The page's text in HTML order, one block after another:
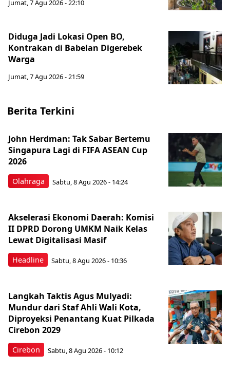
Jumat, 7 Agu 2026 - 22:10
Diduga Jadi Lokasi Open BO,
Kontrakan di Babelan Digerebek
Warga
Jumat, 7 Agu 2026 - 21:59
Berita Terkini
Olahraga
John Herdman: Tak Sabar Bertemu
Singapura Lagi di FIFA ASEAN Cup
2026
Sabtu, 8 Agu 2026 - 14:24
Headline
Akselerasi Ekonomi Daerah: Komisi
II DPRD Dorong UMKM Naik Kelas
Lewat Digitalisasi Masif
Sabtu, 8 Agu 2026 - 10:36
Cirebon
Langkah Taktis Agus Mulyadi:
Mundur dari Staf Ahli Wali Kota,
Diproyeksi Penantang Kuat Pilkada
Cirebon 2029
Sabtu, 8 Agu 2026 - 10:12